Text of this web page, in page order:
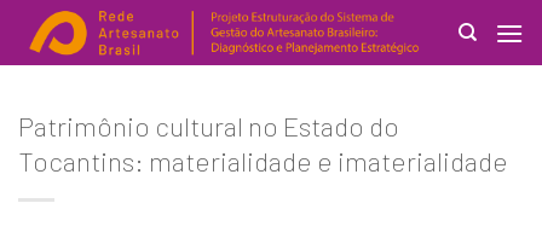
for:
Patrimônio cultural no Estado do
Tocantins: materialidade e imaterialidade